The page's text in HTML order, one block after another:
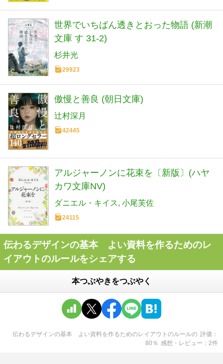
世界でいちばん透きとおった物語 (新潮
文庫 す 31-2)
杉井光
29923
傲慢と善良 (朝日文庫)
辻村深月
42445
アルジャーノンに花束を〔新版〕(ハヤ
カワ文庫NV)
ダニエル・キイス 小尾芙佐
24115
伝わるデザインの基本 よい資料を作るためのレ
イアウトのルールをシェアする
本つぶやきをつぶやく
伝わるデザインの基本 よい資料を作るためのレイアウトのルールの 評価
80 ％ 感想・レビュー 2件